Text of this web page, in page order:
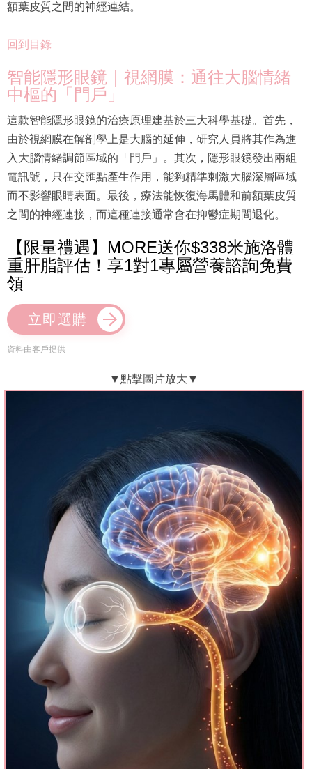
額葉皮質之間的神經連結。
回到目錄
智能隱形眼鏡｜視網膜：通往大腦情緒
中樞的「門戶」
這款智能隱形眼鏡的治療原理建基於三大科學基礎。首先，
由於視網膜在解剖學上是大腦的延伸，研究人員將其作為進
入大腦情緒調節區域的「門戶」。其次，隱形眼鏡發出兩組
電訊號，只在交匯點產生作用，能夠精準刺激大腦深層區域
而不影響眼睛表面。最後，療法能恢復海馬體和前額葉皮質
之間的神經連接，而這種連接通常會在抑鬱症期間退化。
【限量禮遇】MORE送你$338米施洛體
重肝脂評估！享1對1專屬營養諮詢免費
領
立即選購
資料由客戶提供